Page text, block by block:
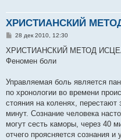
ХРИСТИАНСКИЙ
С
о
щ
и
е
28 дек 2010, 12:30
ХРИСТИАНСКИЙ МЕТОД
Феномен боли
Управляемая боль является
по хронологии во времени
стояния на коленях, перестают
минут. Сознание человека
могут сесть каморы, через 40
отчего проясняется сознания